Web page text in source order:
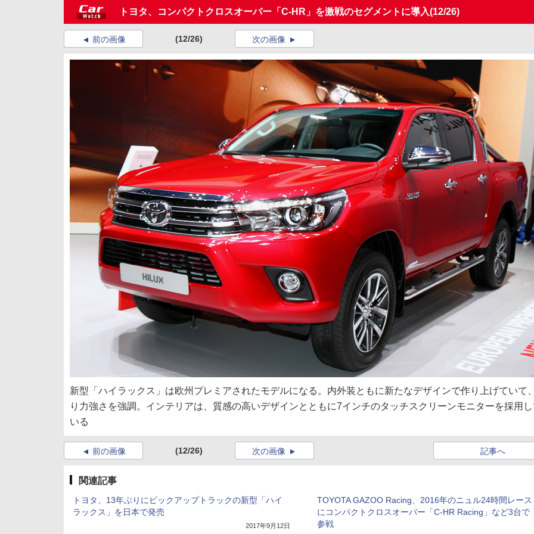
トヨタ、コンパクトクロスオーバー「C-HR」を激戦のセグメントに導入(12/26)
前の画像 (12/26) 次の画像
新型「ハイラックス」は欧州プレミアされたモデルになる。内外装ともに新たなデザインで作り上げていて
り力強さを強調。インテリアは、質感の高いデザインとともに7インチのタッチスクリーンモニターを採用
いる
前の画像 (12/26) 記事へ
次の画像
関連記事
トヨタ、13年ぶりにピックアップトラックの新型「ハイ
ラックス」を日本で発売
2017年9月12日
TOYOTA GAZOO Racing、2016年のニュル24時間レース
にコンパクトクロスオーバー「C-HR Racing」など3台で
参戦